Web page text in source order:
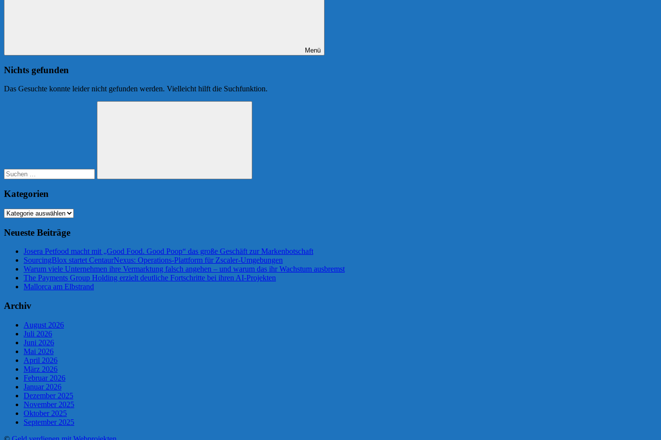
Menü
Nichts gefunden
Das Gesuchte konnte leider nicht gefunden werden. Vielleicht hilft die Suchfunktion.
Suchen
Kategorien
Kategorien
Neueste Beiträge
Josera Petfood macht mit „Good Food. Good Poop“ das große Geschäft zur Markenbotschaft
SourcingBlox startet CentaurNexus: Operations-Plattform für Zscaler-Umgebungen
Warum viele Unternehmen ihre Vermarktung falsch angehen – und warum das ihr Wachstum ausbremst
The Payments Group Holding erzielt deutliche Fortschritte bei ihren AI-Projekten
Mallorca am Elbstrand
Archiv
August 2026
Juli 2026
Juni 2026
Mai 2026
April 2026
März 2026
Februar 2026
Januar 2026
Dezember 2025
November 2025
Oktober 2025
September 2025